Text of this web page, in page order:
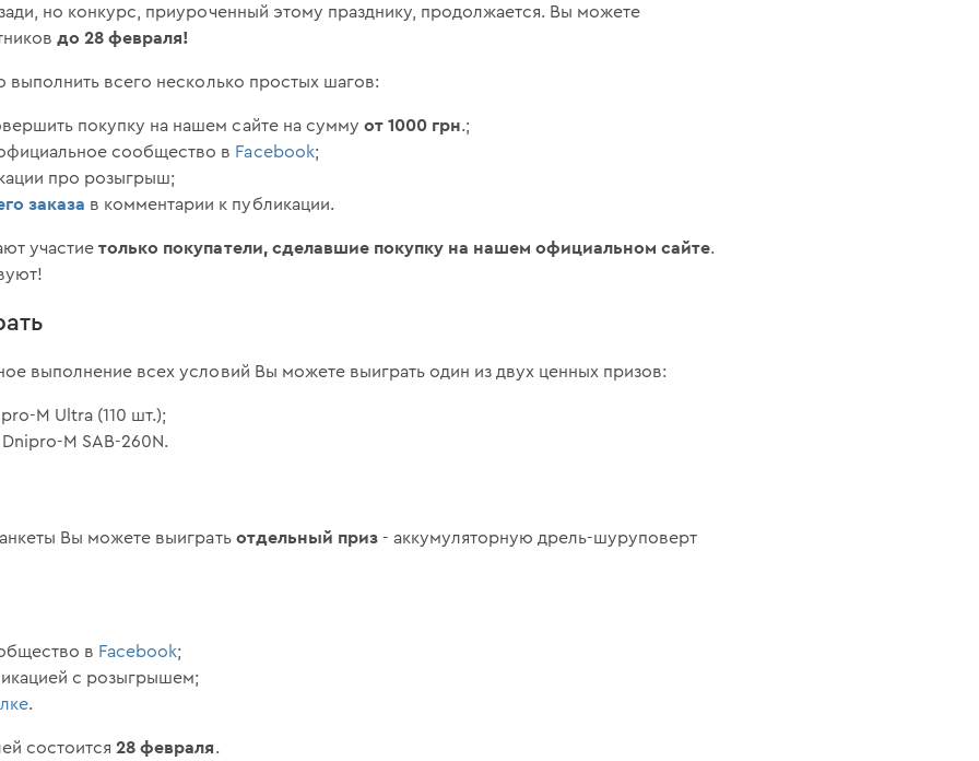
но конкурс, приуроченный этому празднику, продолжается. Вы можете
до 28 февраля!
выполнить всего несколько простых шагов:
покупку на нашем сайте на сумму от 1000 грн.;
сообщество в Facebook;
про розыгрыш;
заказа в комментарии к публикации.
участиетолько покупатели, сделавшие покупку на нашем официальном сайте.
выполнение всех условий Вы можете выиграть один из двух ценных призов:
M Ultra (110 шт.);
M SAB-260N.
Вы можете выиграть отдельный приз- аккумуляторную дрель-шуруповерт
в Facebook;
с розыгрышем;
.
состоится 28 февраля.